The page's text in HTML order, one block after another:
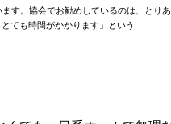
す。協会でお勧めしているのは、とり
ても時間がかかります」という